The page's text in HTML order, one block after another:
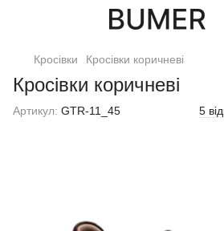
Кросівки Кросівки коричневі
Кросівки коричневі
Артикул: GTR-11_45 5